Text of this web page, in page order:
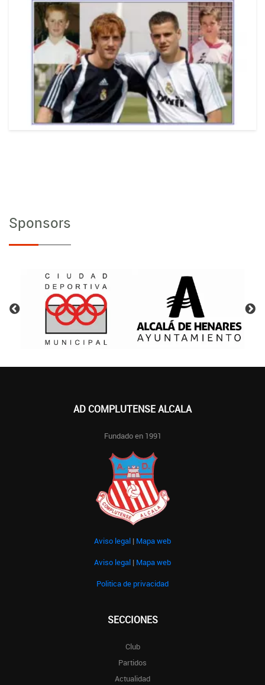
Sponsors
AD COMPLUTENSE ALCALA
Fundado en 1991
Aviso legal | Mapa web
Aviso legal | Mapa web
Politica de privacidad
SECCIONES
Club
Partidos
Actualidad